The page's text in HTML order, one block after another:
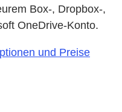
Box-, Dropbox-,
OneDrive-Konto.
und Preise